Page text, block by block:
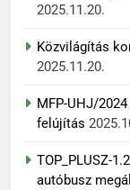
2025.11.20.
Közvilágítás
2025.11.20.
MFP-UHJ/
felújítás
TOP_PLUSZ-
autóbusz